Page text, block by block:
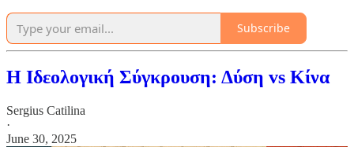
Subscribe
Η Ιδεολογική Σύγκρουση: Δύση vs Κίνα
Sergius Catilina
·
June 30, 2025